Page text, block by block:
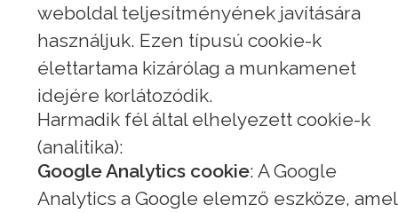
weboldal teljesítményének javítására
használjuk. Ezen típusú cookie-k
élettartama kizárólag a munkamenet
idejére korlátozódik.
Harmadik fél által elhelyezett cookie-k
(analitika):
Google Analytics cookie: A Google
Analytics a Google elemző eszköze,